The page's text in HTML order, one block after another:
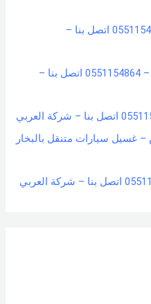
شركة تنظيف موكيت بحائل – 0551154864 اتصل بنا –
شركة كشف تسربات المياه بحائل – 0551154864 اتصل بنا –
غسيل سيارات متنقل بالبخار